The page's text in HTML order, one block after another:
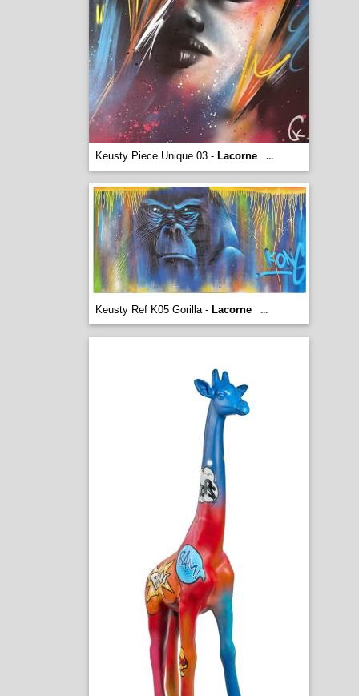
Keusty Piece Unique 03 - Lacorne ...
Keusty Ref K05 Gorilla - Lacorne ...